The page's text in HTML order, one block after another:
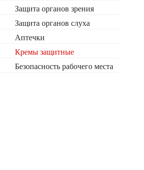
Защита органов зрения
Защита органов слуха
Аптечки
Кремы защитные
Безопасность рабочего места